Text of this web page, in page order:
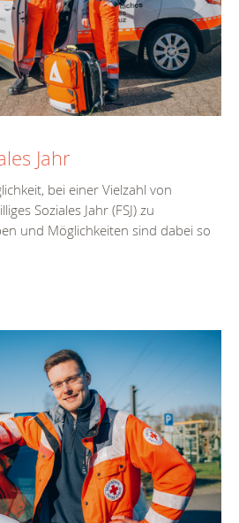
Jahr
bei einer Vielzahl von
Soziales Jahr (FSJ) zu
und Möglichkeiten sind dabei so